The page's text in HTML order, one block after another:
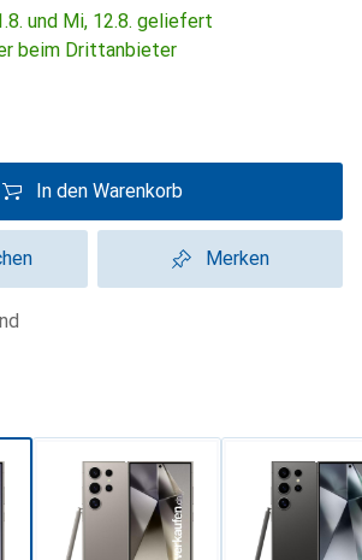
und Mi, 12.8. geliefert
beim Drittanbieter
In den Warenkorb
Merken